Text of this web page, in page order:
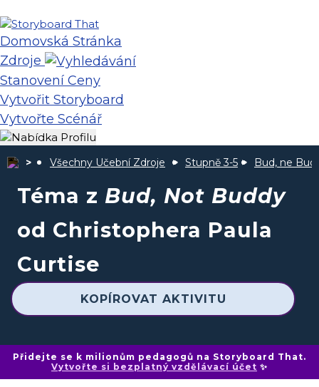
Domovská Stránka
Zdroje
Stanovení Ceny
Vytvořit Storyboard
Vytvořte Scénář
Všechny Učební Zdroje Stupně 3-5 Bud, ne
Téma z Bud, Not Buddy
od Christophera Paula
Curtise
KOPÍROVAT AKTIVITU
Přidejte se k milionům pedagogů na Storyboard That.
Vytvořte si bezplatný vzdělávací účet ✨